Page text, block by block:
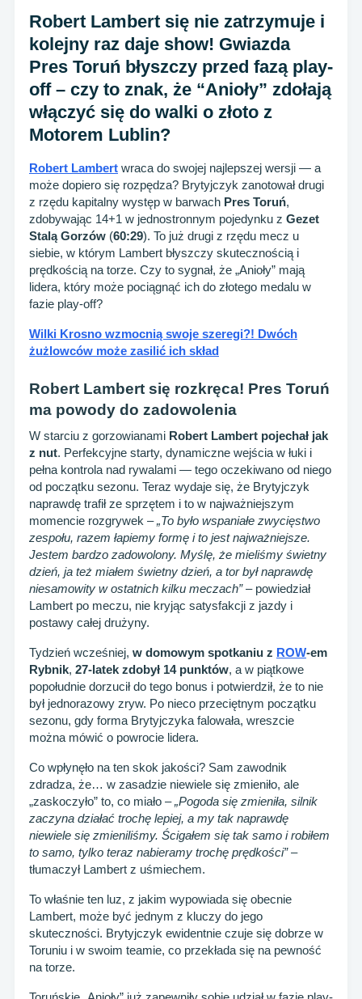
Robert Lambert się nie zatrzymuje i
kolejny raz daje show! Gwiazda
Pres Toruń błyszczy przed fazą play-
off – czy to znak, że “Anioły” zdołają
włączyć się do walki o złoto z
Motorem Lublin?
Robert Lambert wraca do swojej najlepszej wersji — a
może dopiero się rozpędza? Brytyjczyk zanotował drugi
z rzędu kapitalny występ w barwach Pres Toruń,
zdobywając 14+1 w jednostronnym pojedynku z Gezet
Stalą Gorzów (60:29). To już drugi z rzędu mecz u
siebie, w którym Lambert błyszczy skutecznością i
prędkością na torze. Czy to sygnał, że „Anioły” mają
lidera, który może pociągnąć ich do złotego medalu w
fazie play-off?
Wilki Krosno wzmocnią swoje szeregi?! Dwóch
żużlowców może zasilić ich skład
Robert Lambert się rozkręca! Pres Toruń
ma powody do zadowolenia
W starciu z gorzowianami Robert Lambert pojechał jak
z nut. Perfekcyjne starty, dynamiczne wejścia w łuki i
pełna kontrola nad rywalami — tego oczekiwano od niego
od początku sezonu. Teraz wydaje się, że Brytyjczyk
naprawdę trafił ze sprzętem i to w najważniejszym
momencie rozgrywek –„To było wspaniałe zwycięstwo
zespołu, razem łapiemy formę i to jest najważniejsze.
Jestem bardzo zadowolony. Myślę, że mieliśmy świetny
dzień, ja też miałem świetny dzień, a tor był naprawdę
niesamowity w ostatnich kilku meczach”– powiedział
Lambert po meczu, nie kryjąc satysfakcji z jazdy i
postawy całej drużyny.
Tydzień wcześniej, w domowym spotkaniu z ROW-em
Rybnik, 27-latek zdobył 14 punktów, a w piątkowe
popołudnie dorzucił do tego bonus i potwierdził, że to nie
był jednorazowy zryw. Po nieco przeciętnym początku
sezonu, gdy forma Brytyjczyka falowała, wreszcie
można mówić o powrocie lidera.
Co wpłynęło na ten skok jakości? Sam zawodnik
zdradza, że… w zasadzie niewiele się zmieniło, ale
„zaskoczyło” to, co miało –„Pogoda się zmieniła, silnik
zaczyna działać trochę lepiej, a my tak naprawdę
niewiele się zmieniliśmy. Ścigałem się tak samo i robiłem
to samo, tylko teraz nabieramy trochę prędkości”–
tłumaczył Lambert z uśmiechem.
To właśnie ten luz, z jakim wypowiada się obecnie
Lambert, może być jednym z kluczy do jego
skuteczności. Brytyjczyk ewidentnie czuje się dobrze w
Toruniu i w swoim teamie, co przekłada się na pewność
na torze.